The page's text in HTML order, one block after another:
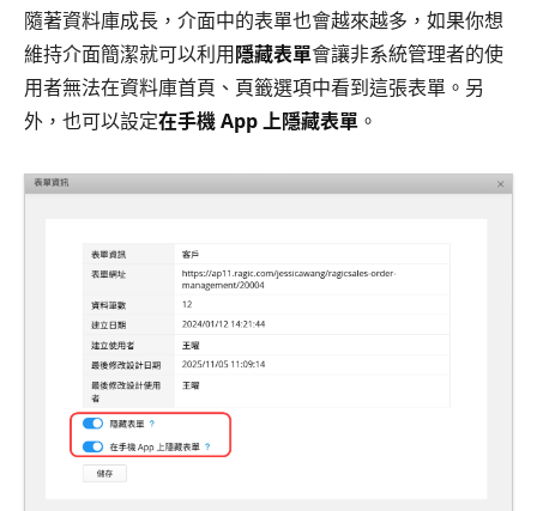
隨著資料庫成長，介面中的表單也會越來越多，如果你想
維持介面簡潔就可以利用隱藏表單會讓非系統管理者的使
用者無法在資料庫首頁、頁籤選項中看到這張表單。另
外，也可以設定在手機 App 上隱藏表單 。